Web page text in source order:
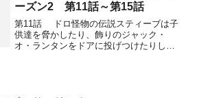
ーズン2 第11話～第15話
第11話 ドロ怪物の伝説スティーブは子
供達を脅かしたり、飾りのジャック・
オ・ランタンをドアに投げつけたりして